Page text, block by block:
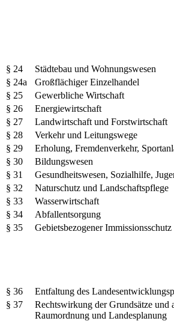
§ 24
Städtebau und Wohnungswesen
§ 24a
Großflächiger Einzelhandel
§ 25
Gewerbliche Wirtschaft
§ 26
Energiewirtschaft
§ 27
Landwirtschaft und Forstwirtschaft
§ 28
Verkehr und Leitungswege
§ 29
Erholung, Fremdenverkehr,
§ 30
Bildungswesen
§ 31
Gesundheitswesen, Sozialhilfe,
§ 32
Naturschutz und Landschaftspflege
§ 33
Wasserwirtschaft
§ 34
Abfallentsorgung
§ 35
Gebietsbezogener Immissionsschutz
§ 36
Entfaltung des
§ 37
Rechtswirkung der Grundsätze und
Raumordnung und Landesplanung